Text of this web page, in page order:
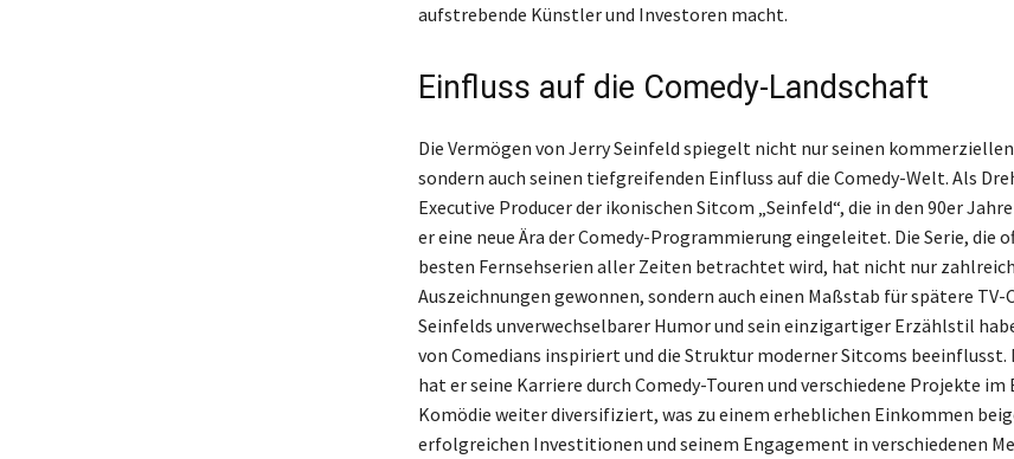
aufstrebende Künstler und Investoren macht.
Einfluss auf die Comedy-Landschaft
Die Vermögen von Jerry Seinfeld spiegelt nicht nur seinen
sondern auch seinen tiefgreifenden Einfluss auf die Comedy-Welt. Als
Executive Producer der ikonischen Sitcom „Seinfeld“, die in den 90er
er eine neue Ära der Comedy-Programmierung eingeleitet. Die Serie, die
besten Fernsehserien aller Zeiten betrachtet wird, hat nicht nur
Auszeichnungen gewonnen, sondern auch einen Maßstab für spätere TV-
Seinfelds unverwechselbarer Humor und sein einzigartiger Erzählstil
von Comedians inspiriert und die Struktur moderner Sitcoms beeinflusst.
hat er seine Karriere durch Comedy-Touren und verschiedene Projekte im
Komödie weiter diversifiziert, was zu einem erheblichen Einkommen
erfolgreichen Investitionen und seinem Engagement in verschiedenen